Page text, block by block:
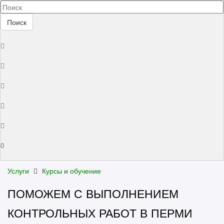
Поиск
0
Услуги Курсы и обучение
ПОМОЖЕМ С ВЫПОЛНЕНИЕМ
КОНТРОЛЬНЫХ РАБОТ В ПЕРМИ